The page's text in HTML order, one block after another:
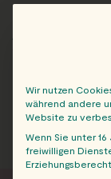
ARCHIV
Wir nutzen
während andere
Website zu
Wenn Sie unter
freiwilligen